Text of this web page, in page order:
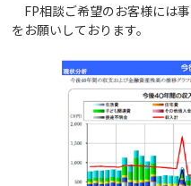
FP相談ご希望のお客様には
をお願いしております。